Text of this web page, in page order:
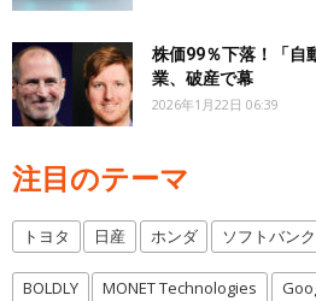
株価99％下落！「自
業、破産で幕
2026年1月22日 06:39
注目のテーマ
トヨタ 日産 ホンダ ソフトバンク
BOLDLY MONET Technologies